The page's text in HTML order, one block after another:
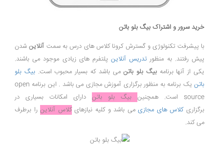
خرید سرور و اشتراک بیگ بلو باتن
با پیشرفت تکنولوژی و گسترش کرونا کلاس های درس به سمت آنلاینشدن
پیش رفتند. به منظورتدریس آنلاینپلتفرم های زیادی موجود می باشند.
یکی از آنها برنامهبیگ بلو باتنمی باشد که بسیار محبوب است.بیگ بلو
باتن
یک برنامه به منظور برگزاری آموزش مجازی می باشد . این برنامه open
source است. همچنین
بیگ بلو باتن دارای امکانات بسیاری در
برگزاریکلاس های مجازیمی باشد و کلیه نیازهایکلاس آنلاینرا برطرف
می کند.